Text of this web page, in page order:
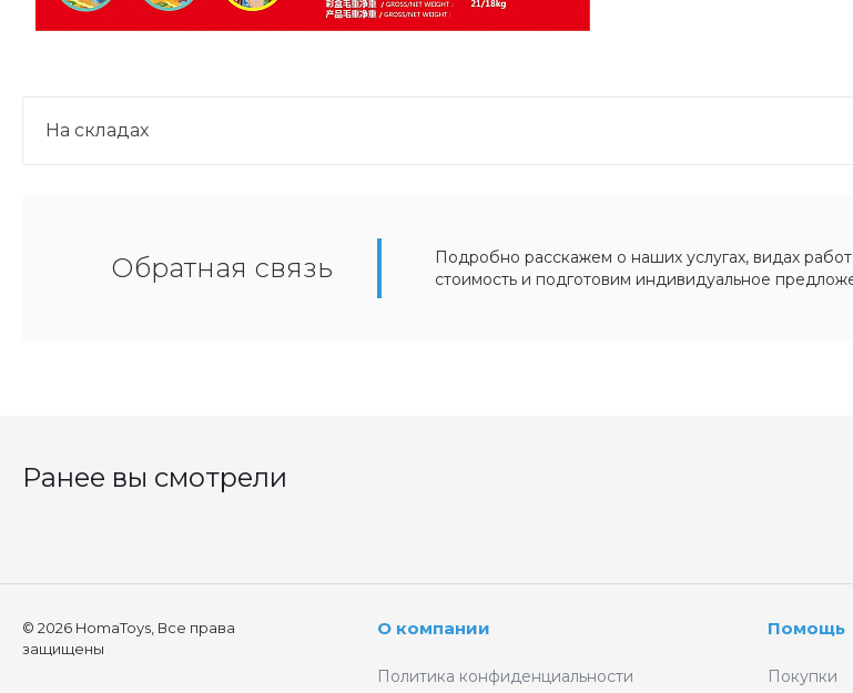
На складах
Обратная связь
Подробно расскажем о наших услугах, видах
стоимость и подготовим индивидуальное
Ранее вы смотрели
© 2026 HomaToys, Все права
защищены
О компании
Политика конфиденциальности
Помощь
Покупки